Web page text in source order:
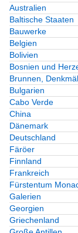
Australien
Baltische Staaten
Bauwerke
Belgien
Bolivien
Bosnien und
Brunnen,
Bulgarien
Cabo Verde
China
Dänemark
Deutschland
Färöer
Finnland
Frankreich
Fürstentum
Galerien
Georgien
Griechenland